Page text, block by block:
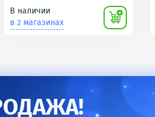
В наличии
в 2 магазинах